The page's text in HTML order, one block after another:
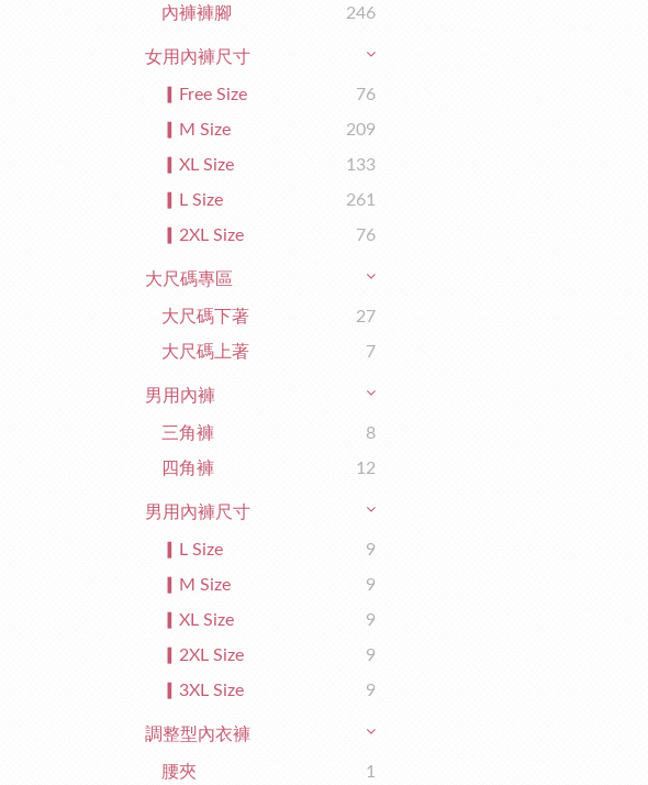
內褲褲腳
246
女用內褲尺寸
▎Free Size
76
▎M Size
209
▎XL Size
133
▎L Size
261
▎2XL Size
76
大尺碼專區
大尺碼下著
27
大尺碼上著
7
男用內褲
三角褲
8
四角褲
12
男用內褲尺寸
▎L Size
9
▎M Size
9
▎XL Size
9
▎2XL Size
9
▎3XL Size
9
調整型內衣褲
腰夾
1